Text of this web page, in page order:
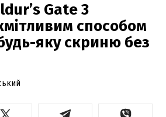
Gate 3
способом
яку скриню без